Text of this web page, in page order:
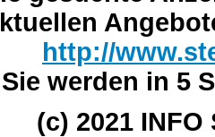
http://
Sie werden in 5
(c) 2021